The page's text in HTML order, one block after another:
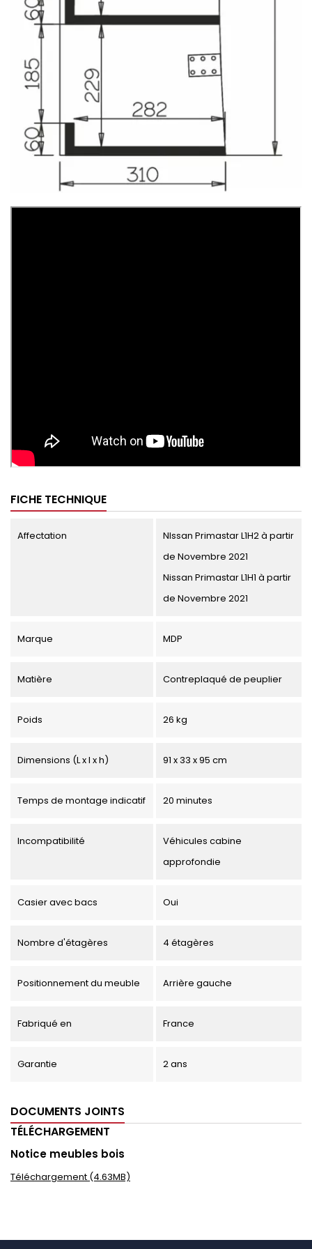
FICHE TECHNIQUE
Affectation
NIssan Primastar L1H2 à partir
de Novembre 2021
Nissan Primastar L1H1 à partir
de Novembre 2021
Marque MDP
Matière Contreplaqué de peuplier
Poids 26 kg
Dimensions (L x l x h) 91 x 33 x 95 cm
Temps de montage indicatif 20 minutes
Incompatibilité
Véhicules cabine
approfondie
Casier avec bacs Oui
Nombre d'étagères 4 étagères
Positionnement du meuble Arrière gauche
Fabriqué en France
Garantie 2 ans
DOCUMENTS JOINTS
TÉLÉCHARGEMENT
Notice meubles bois
Téléchargement (4.63MB)